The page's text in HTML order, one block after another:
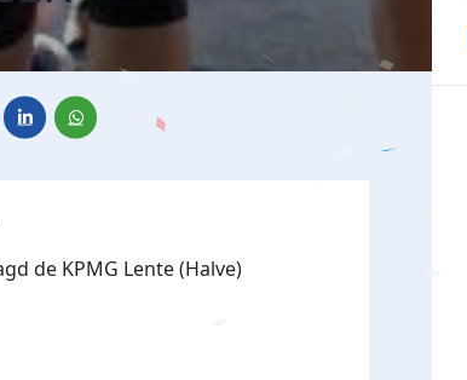
de KPMG Lente (Halve)